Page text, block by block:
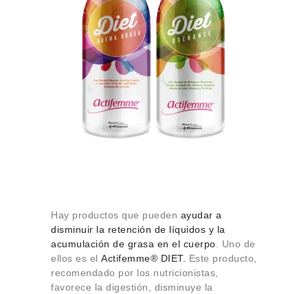
Hay productos que pueden ayudar a
disminuir la retención de líquidos y la
acumulación de grasa en el cuerpo . Uno de
ellos es el Actifemme® DIET. Este producto,
recomendado por los nutricionistas,
favorece la digestión, disminuye la